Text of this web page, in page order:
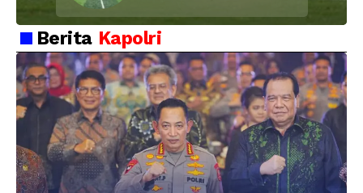
Kebersamaan Personel
Berita Kapolri